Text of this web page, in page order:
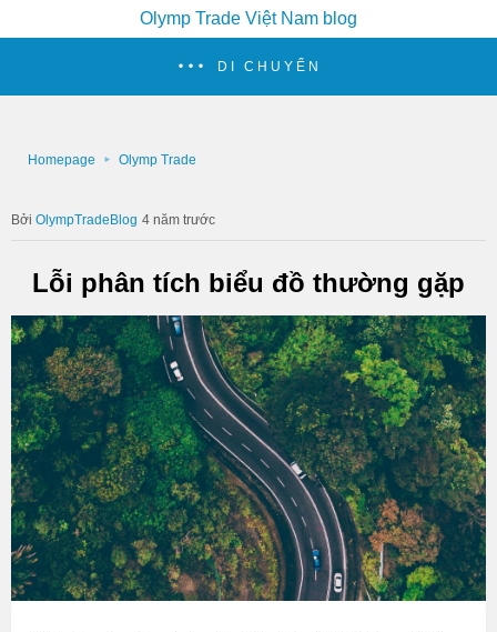
Olymp Trade Việt Nam blog
DI CHUYỂN
Homepage Olymp Trade
OlympTradeBlog 4 năm trước
Lỗi phân tích biểu đồ thường gặp